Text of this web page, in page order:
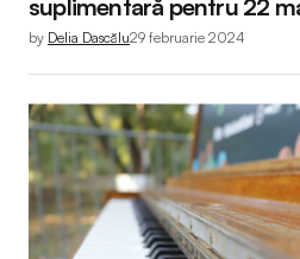
suplimentară pentru 22
by Delia Dascălu29 februarie 2024